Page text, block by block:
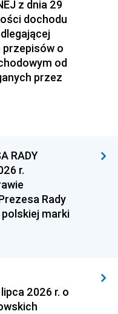
z dnia 29
dochodu
o
od
przez
RADY
r.
Rady
marki
2026 r. o